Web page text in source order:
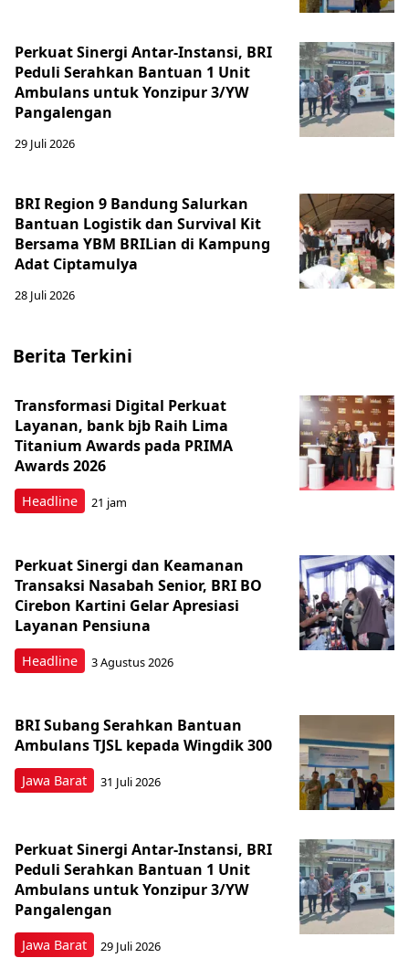
Perkuat Sinergi Antar-Instansi, BRI
Peduli Serahkan Bantuan 1 Unit
Ambulans untuk Yonzipur 3/YW
Pangalengan
29 Juli 2026
BRI Region 9 Bandung Salurkan
Bantuan Logistik dan Survival Kit
Bersama YBM BRILian di Kampung
Adat Ciptamulya
28 Juli 2026
Berita Terkini
Headline
Transformasi Digital Perkuat
Layanan, bank bjb Raih Lima
Titanium Awards pada PRIMA
Awards 2026
21 jam
Headline
Perkuat Sinergi dan Keamanan
Transaksi Nasabah Senior, BRI BO
Cirebon Kartini Gelar Apresiasi
Layanan Pensiuna
3 Agustus 2026
Jawa Barat
BRI Subang Serahkan Bantuan
Ambulans TJSL kepada Wingdik 300
31 Juli 2026
Jawa Barat
Perkuat Sinergi Antar-Instansi, BRI
Peduli Serahkan Bantuan 1 Unit
Ambulans untuk Yonzipur 3/YW
Pangalengan
29 Juli 2026